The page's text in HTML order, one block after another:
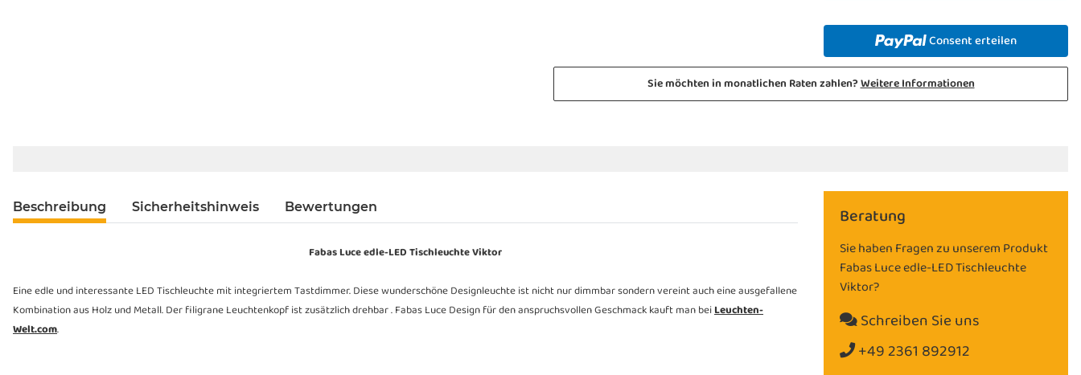
Consent erteilen
Sie möchten in monatlichen Raten zahlen?Weitere Informationen
Beschreibung Sicherheitshinweis Bewertungen
Fabas Luce edle-LED Tischleuchte Viktor
Eine edle und interessante LED Tischleuchte mit integriertem Tastdimmer. Diese wunderschöne Designleuchte ist nicht nur dimmbar sondern vereint auch eine ausgefallene
Kombination aus Holz und Metall. Der filigrane Leuchtenkopf ist zusätzlich drehbar . Fabas Luce Design für den anspruchsvollen Geschmack kauft man beiLeuchten-
Welt.com.
Beratung
Sie haben Fragen zu unserem Produkt
Fabas Luce edle-LED Tischleuchte
Viktor?
Schreiben Sie uns
+49 2361 892912